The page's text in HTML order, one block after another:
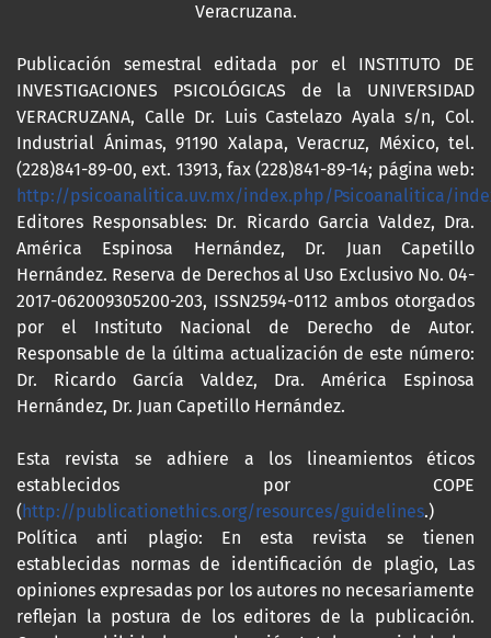
Veracruzana.
Publicación semestral editada por el INSTITUTO DE
INVESTIGACIONES PSICOLÓGICAS de la UNIVERSIDAD
VERACRUZANA, Calle Dr. Luis Castelazo Ayala s/n, Col.
Industrial Ánimas, 91190 Xalapa, Veracruz, México, tel.
(228)841-89-00, ext. 13913, fax (228)841-89-14; página web:
http://psicoanalitica.uv.mx/index.php/Psicoanalitica/
Editores Responsables: Dr. Ricardo Garcia Valdez, Dra.
América Espinosa Hernández, Dr. Juan Capetillo
Hernández. Reserva de Derechos al Uso Exclusivo No. 04-
2017-062009305200-203, ISSN2594-0112 ambos otorgados
por el Instituto Nacional de Derecho de Autor.
Responsable de la última actualización de este número:
Dr. Ricardo García Valdez, Dra. América Espinosa
Hernández, Dr. Juan Capetillo Hernández.
Esta revista se adhiere a los lineamientos éticos
establecidos por COPE
( http://publicationethics.org/resources/guidelines.)
Política anti plagio: En esta revista se tienen
establecidas normas de identificación de plagio, Las
opiniones expresadas por los autores no necesariamente
reflejan la postura de los editores de la publicación.